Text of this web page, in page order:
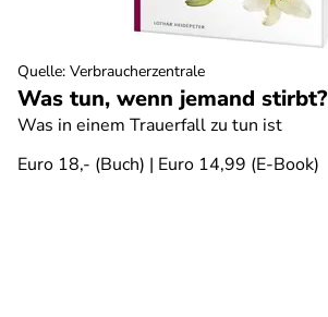
Was tun, wenn jemand stirbt?
Was in einem Trauerfall zu tun ist
Euro 18,- (Buch) | Euro 14,99 (E-Book)
Quelle: Verbraucherzentrale